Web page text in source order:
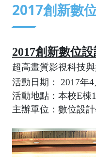
2017創新數
2017創新數位
超高畫質影視科技
活動日期： 2017年4
活動地點：本校E棟
主辦單位：數位設